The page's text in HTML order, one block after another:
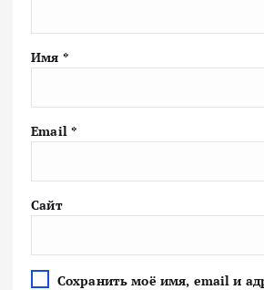
Имя *
Email *
Сайт
Сохранить моё имя, email и